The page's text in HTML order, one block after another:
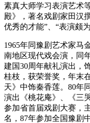
素真大师学习表演艺术
殿》，著名戏剧家田汉
优秀的才能”、“表演颇
1965年同豫剧艺术家马
南地区现代戏会演，同
建国30周年献礼演出，
桂枝，获荣誉奖，年末
天》中饰秦香莲。80年
演出《桃花庵》、《三
参加省首届戏剧大赛，
名，87年参加全国豫剧